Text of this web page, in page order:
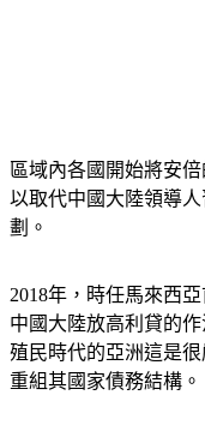
區域內各國開始將安
以取代中國大陸領導
劃。
2018年，時任馬來西
中國大陸放高利貸的
殖民時代的亞洲這是
重組其國家債務結構。